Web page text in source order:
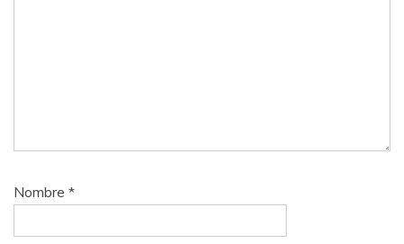
Nombre *